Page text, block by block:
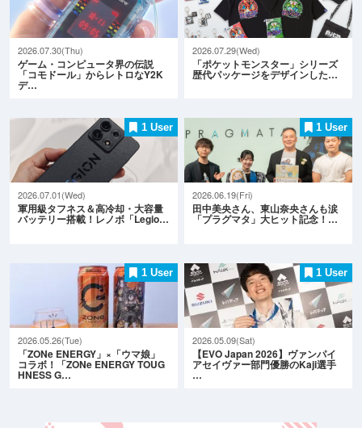
2026.07.30(Thu)
ゲーム・コンピュータ界の伝説
「コモドール」からレトロなY2K
デ…
2026.07.29(Wed)
「ポケットモンスター」シリーズ
歴代パッケージをデザインした…
1 User
2026.07.01(Wed)
軍用級タフネス＆高冷却・大容量
バッテリー搭載！レノボ「Legio…
1 User
2026.06.19(Fri)
田中美央さん、東山奈央さんも涙
「プラグマタ」大ヒット記念！…
1 User
2026.05.26(Tue)
「ZONe ENERGY」×「ウマ娘」
コラボ！「ZONe ENERGY TOUG
HNESS G…
1 User
2026.05.09(Sat)
【EVO Japan 2026】ヴァンパイ
アセイヴァー部門優勝のKaji選手
…